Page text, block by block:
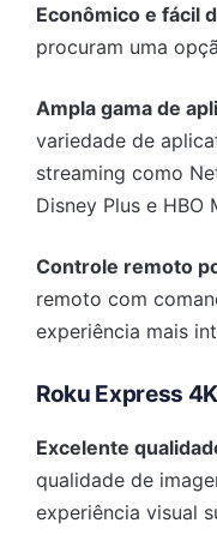
Econômico e fácil
procuram uma
Ampla gama de
variedade de
streaming como
Disney Plus e HBO
Controle remoto
remoto com
experiência mais
Roku Express 4K
Excelente
qualidade de
experiência visual